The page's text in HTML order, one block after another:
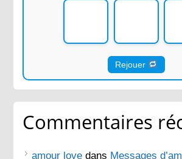
Rejouer
Commentaires
amour love dans Messages